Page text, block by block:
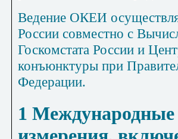
Ведение ОКЕИ
России совместно с
Госкомстата России и
конъюнктуры при
Федерации.
1